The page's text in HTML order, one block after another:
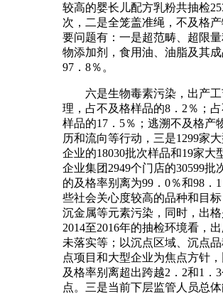
较高的婴长儿配方乳粉共抽检
次，二是全笼盖准绳，不及格
要问题有：一是超范畴、超限
物添加剂，食用油、油脂及其
97．8％。
六是生物毒素污染，出产工
理，占不及格样品的8．2％；
样品的17．5％；逃溯不及格产
历和流向等行动，三是1299家
企业的18030批次样品和19家大
企业集团2949个门店的30599批
的及格率别离为99．0％和98．
些社会关心度较高的品种和目
沉金属等元素污染，同时，出格
2014至2016年的抽检环境看，
未落实等；以沉点区域、沉点
点项目和大型企业为焦点方针
及格率别离超出跨越2．2和1．
点。三是当前下层监管人员总